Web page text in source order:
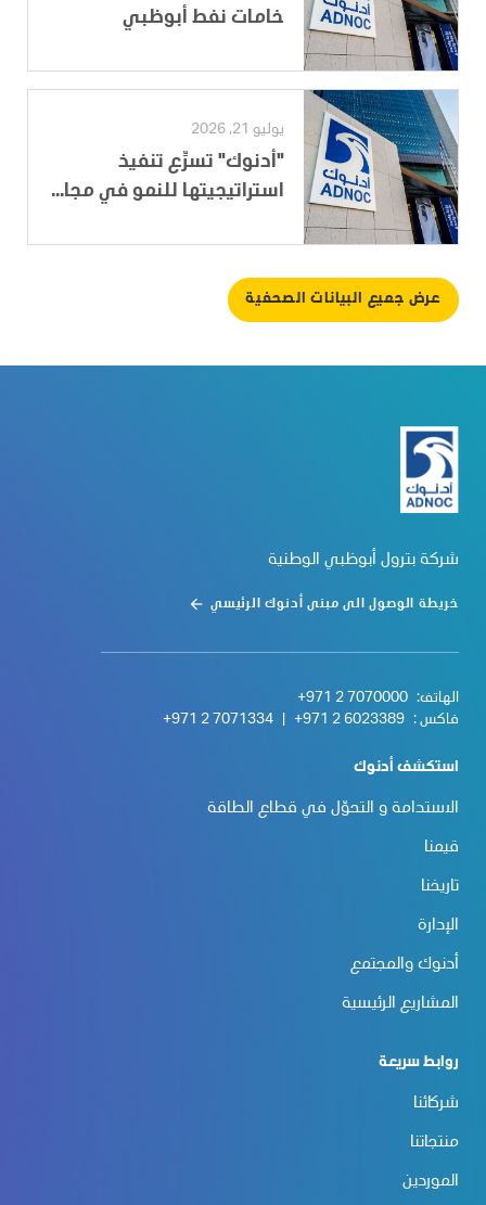
خامات نفط أبوظبي
يوليو 21, 2026
"أدنوك" تسرِّع تنفيذ
استراتيجيتها للنمو في مجا...
عرض جميع البيانات الصحفية
شركة بترول أبوظبي الوطنية
خريطة الوصول الى مبنى أدنوك الرئيسي
الهاتف: +971 2 7070000
فاكس : +971 2 6023389
+971 2 7071334
استكشف أدنوك
الاستدامة و التحوّل في قطاع الطاقة
قيمنا
تاريخنا
الإدارة
أدنوك والمجتمع
المشاريع الرئيسية
روابط سريعة
شركائنا
منتجاتنا
الموردين